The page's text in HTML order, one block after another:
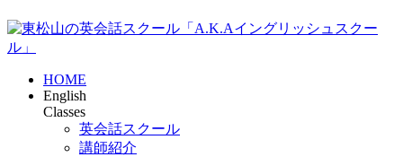
HOME
English
Classes
英会話スクール
講師紹介